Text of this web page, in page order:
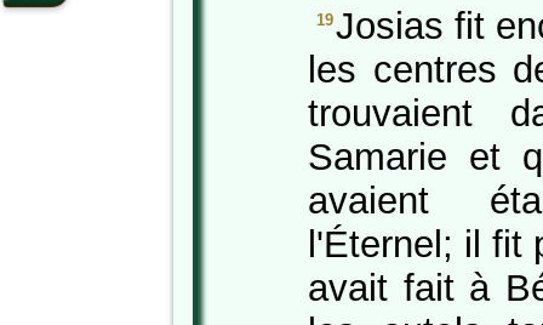
19Josias fit
les centres
trouvaient
Samarie et
avaient
l'Éternel; il fit
avait fait à